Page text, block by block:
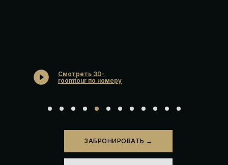
ЗАБРОНИРОВАТЬ →
Смотреть 3D-
roomtour по номеру